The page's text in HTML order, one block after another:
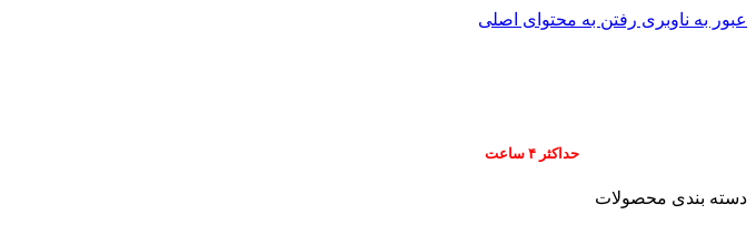
عبور به ناوبری رفتن به محتوای اصلی
حداکثر ۴ ساعت
دسته بندی محصولات